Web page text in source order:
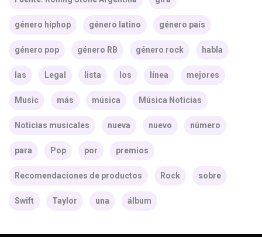
género hiphop género latino género país
género pop género RB género rock habla
las Legal lista los línea mejores
Music más música Música Noticias
Noticias musicales nueva nuevo número
para Pop por premios
Recomendaciones de productos Rock sobre
Swift Taylor una álbum